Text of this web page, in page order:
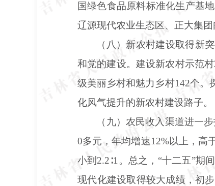
国绿色食品原料标准化生产基
辽源现代农业生态区、正大集
（八）新农村建设取得新
和党的建设。建设新农村示范
级美丽乡村和魅力乡村142个。
化风气提升的新农村建设路子。
（九）农民收入渠道进一
0多元，年均增速12%以上，高
小到2.2∶1。总之，“十二五”期
现代化建设取得较大成绩，初